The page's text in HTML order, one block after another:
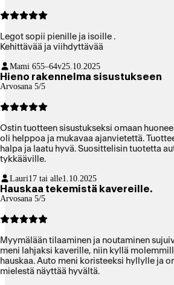
Legot sopii pienille ja isoille .
Kehittävää ja viihdyttävää
Mami 655–64v25.10.2025
Hieno rakennelma sisustukseen
Arvosana 5/5
Ostin tuotteen sisustukseksi omaan
oli helppoa ja mukavaa ajanvietettä.
halpa ja laatu hyvä. Suosittelisin tuotetta
tykkääville.
Lauri17 tai alle1.10.2025
Hauskaa tekemistä kavereille.
Arvosana 5/5
Myymälään tilaaminen ja noutaminen
meni lahjaksi kaverille, niin kyllä
hauskaa. Auto meni koristeeksi hyllylle ja
mielestä näyttää hyvältä.